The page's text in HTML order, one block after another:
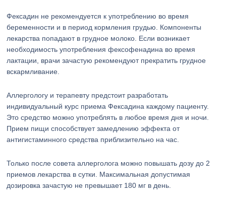
Фексадин не рекомендуется к употреблению во время
беременности и в период кормления грудью. Компоненты
лекарства попадают в грудное молоко. Если возникает
необходимость употребления фексофенадина во время
лактации, врачи зачастую рекомендуют прекратить грудное
вскармливание.
Аллергологу и терапевту предстоит разработать
индивидуальный курс приема Фексадина каждому пациенту.
Это средство можно употреблять в любое время дня и ночи.
Прием пищи способствует замедлению эффекта от
антигистаминного средства приблизительно на час.
Только после совета аллерголога можно повышать дозу до 2
приемов лекарства в сутки. Максимальная допустимая
дозировка зачастую не превышает 180 мг в день.